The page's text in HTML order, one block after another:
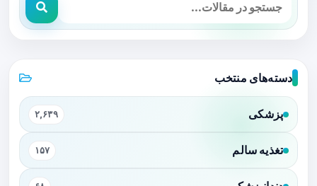
دسته‌های منتخب
پزشکی ۲,۶۳۹
تغذیه سالم ۱۵۷